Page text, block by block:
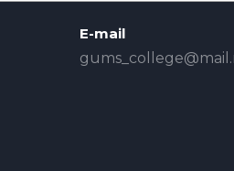
E-mail